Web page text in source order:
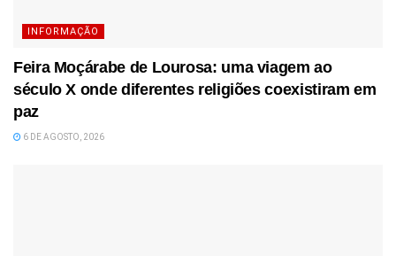
INFORMAÇÃO
Feira Moçárabe de Lourosa: uma viagem ao
século X onde diferentes religiões coexistiram em
paz
6 DE AGOSTO, 2026